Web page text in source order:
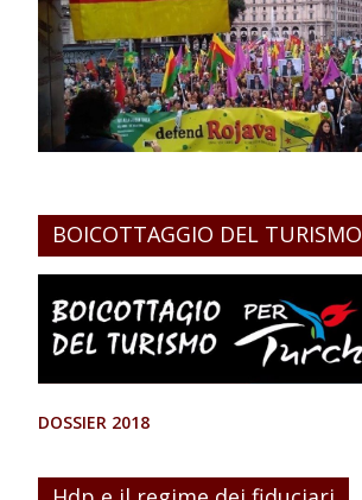
BOICOTTAGGIO DEL TURISMO
DOSSIER 2018